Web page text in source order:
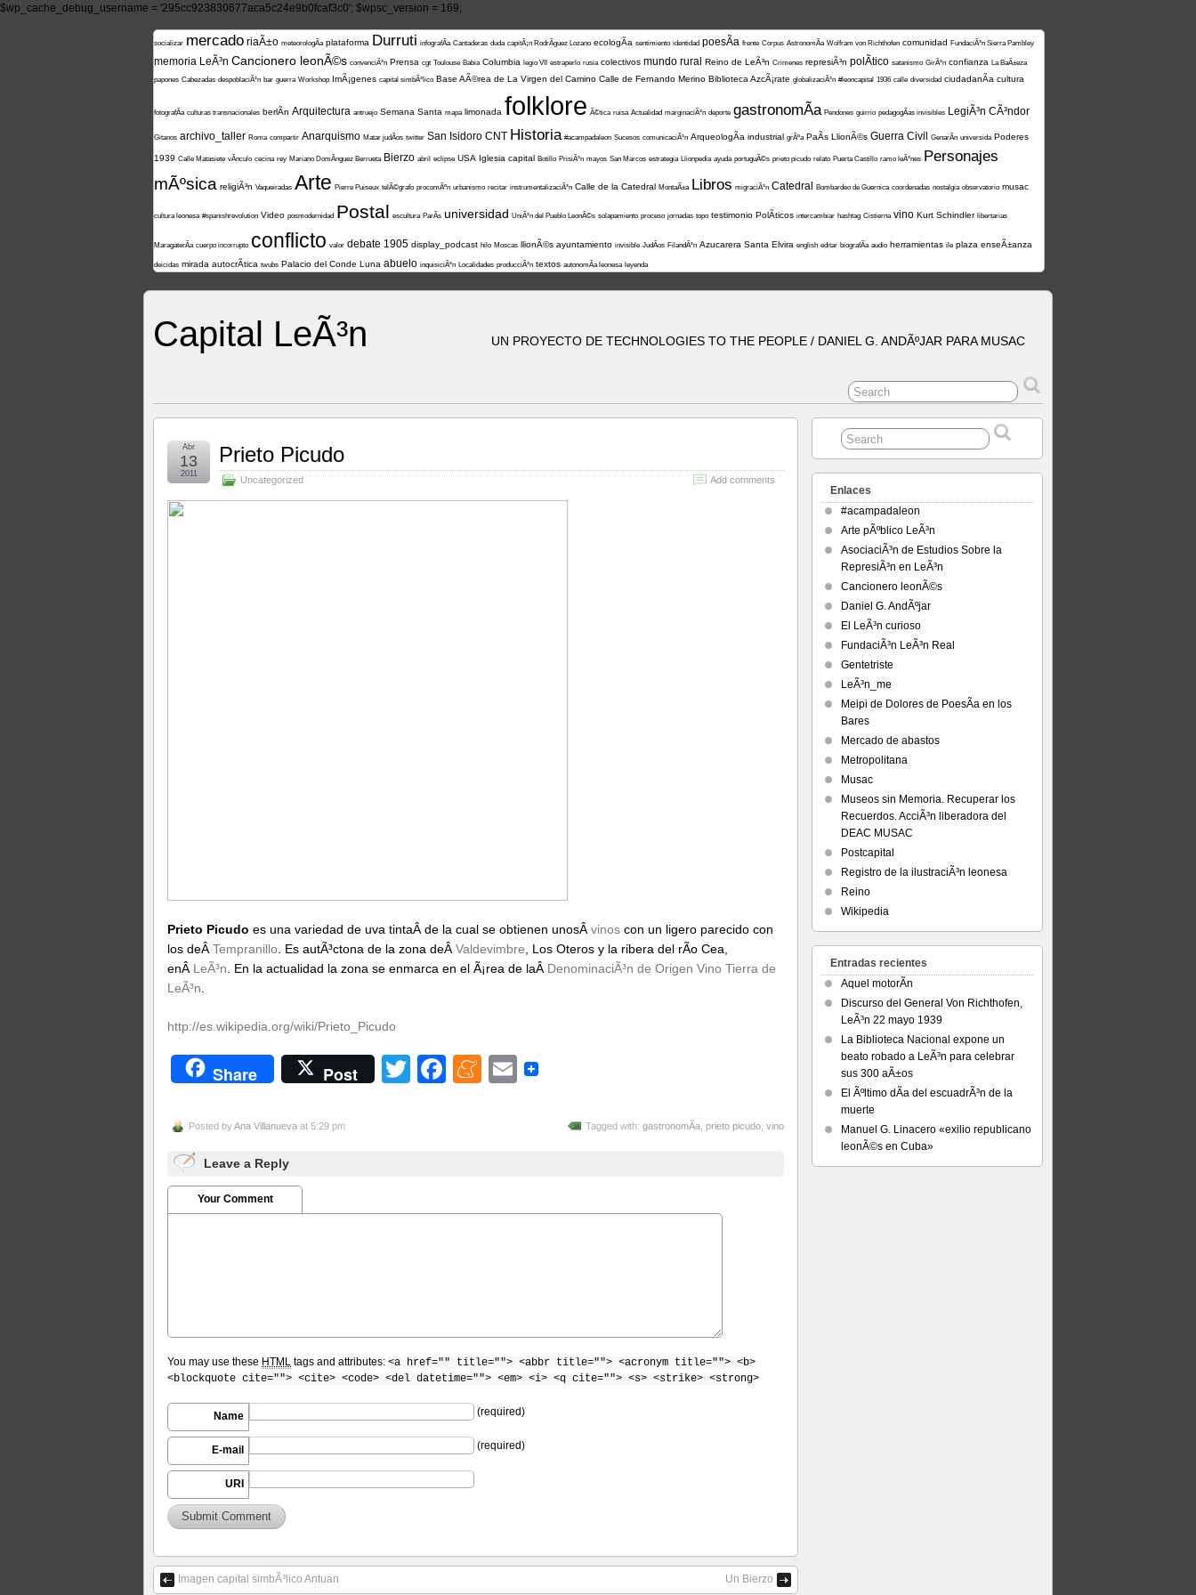
$wp_cache_debug_username = '295cc923830677aca5c24e9b0fcaf3c0'; $wpsc_version = 169;
socializar mercado riaÃ±o meteorologÃ­a plataforma Durruti infografÃ­a Cantaderas duda capitÃ¡n RodrÃ­guez Lozano ecologÃ­a sentimiento identidad poesÃ­a frente Corpus AstronomÃ­a Wolfram von Richthofen comunidad FundaciÃ³n Sierra Pambley
memoria LeÃ³n Cancionero leonÃ©s convenciÃ³n Prensa cgt Toulouse Babia Columbia legio VII estraperlo rusia colectivos mundo rural Reino de LeÃ³n Crimenes represiÃ³n polÃ­tico satanismo GirÃ³n confianza La BaÃ±eza
papones Cabezadas despoblaciÃ³n bar guerra Workshop ImÃ¡genes capital simbÃ³lico Base AÃ©rea de La Virgen del Camino Calle de Fernando Merino Biblioteca AzcÃ¡rate globalizaciÃ³n #leoncapital 1936 calle diversidad ciudadanÃ­a cultura
fotografÃ­a culturas transnacionales berlÃ­n Arquitectura antruejo Semana Santa mapa limonada folklore Ã©tica ruisa Actualidad marginaciÃ³n deporte gastronomÃ­a Pendones guirrio pedagogÃ­as invisibles LegiÃ³n CÃ³ndor
Gitanos archivo_taller Roma compartir Anarquismo Matar judÃ­os twitter San Isidoro CNT Historia #acampadaleon Sucesos comunicaciÃ³n ArqueologÃ­a industrial grÃºa PaÃ­s LlionÃ©s Guerra Civil GenarÃ­n universida Poderes
1939 Calle Matasiete vÃ­nculo cecina rey Mariano DomÃ­nguez Berrueta Bierzo abril eclipse USA Iglesia capital Botillo PrisiÃ³n mayos San Marcos estrategia Llionpedia ayuda portuguÃ©s prieto picudo relato Puerta Castillo ramo leÃ³nes Personajes
mÃºsica religiÃ³n Vaqueiradas Arte Pierre Puiseux telÃ©grafo procomÃºn urbanismo recitar instrumentalizaciÃ³n Calle de la Catedral MontaÃ±a Libros migraciÃ³n Catedral Bombardeo de Guernica coordenadas nostalgia observatorio musac
cultura leonesa #spanishrevolution Video posmodernidad Postal escultura ParÃ­s universidad UniÃ³n del Pueblo LeonÃ©s solapamiento proceso jornadas topo testimonio PolÃ­ticos intercambiar hashtag Cistierna vino Kurt Schindler libertarias
MaragaterÃ­a cuerpo incorrupto conflicto valor debate 1905 display_podcast hilo Moscas llionÃ©s ayuntamiento invisible JudÃ­os FilandÃ³n Azucarera Santa Elvira english editar biografÃ­a audio herramientas ile plaza enseÃ±anza
deicidas mirada autocrÃ­tica twubs Palacio del Conde Luna abuelo inquisiciÃ³n Localidades producciÃ³n textos autonomÃ­a leonesa leyenda
Capital LeÃ³n UN PROYECTO DE TECHNOLOGIES TO THE PEOPLE / DANIEL G. ANDÃºJAR PARA MUSAC
Prieto Picudo
Uncategorized Add comments
Abr
13
2011
Prieto Picudo es una variedad de uva tintaÂ de la cual se obtienen unosÂ vinos con un ligero parecido con
los deÂ Tempranillo . Es autÃ³ctona de la zona deÂ Valdevimbre , Los Oteros y la ribera del rÃ­o Cea,
enÂ LeÃ³n . En la actualidad la zona se enmarca en el Ã¡rea de laÂ DenominaciÃ³n de Origen Vino Tierra de
LeÃ³n
http://es.wikipedia.org/wiki/Prieto_Picudo
Share Post TwitterFacebook
Meneame
Email
Posted byAna Villanueva at 5:29 pm Tagged with: gastronomÃ­a prieto picudo vino
Leave a Reply
Your Comment
You may use these HTML tags and attributes: <a href="" title=""> <abbr title=""> <acronym title=""> <b>
<blockquote cite=""> <cite> <code> <del datetime=""> <em> <i> <q cite=""> <s> <strike> <strong>
Name (required)
E-mail (required)
URI
Imagen capital simbÃ³lico Antuan Un Bierzo
Enlaces
#acampadaleon
Arte pÃºblico LeÃ³n
AsociaciÃ³n de Estudios Sobre la
RepresiÃ³n en LeÃ³n
Cancionero leonÃ©s
Daniel G. AndÃºjar
El LeÃ³n curioso
FundaciÃ³n LeÃ³n Real
Gentetriste
LeÃ³n_me
Meipi de Dolores de PoesÃ­a en los
Bares
Mercado de abastos
Metropolitana
Musac
Museos sin Memoria. Recuperar los
Recuerdos. AcciÃ³n liberadora del
DEAC MUSAC
Postcapital
Registro de la ilustraciÃ³n leonesa
Reino
Wikipedia
Entradas recientes
Aquel motorÃ­n
Discurso del General Von Richthofen,
LeÃ³n 22 mayo 1939
La Biblioteca Nacional expone un
beato robado a LeÃ³n para celebrar
sus 300 aÃ±os
El Ãºltimo dÃ­a del escuadrÃ³n de la
muerte
Manuel G. Linacero «exilio republicano
leonÃ©s en Cuba»